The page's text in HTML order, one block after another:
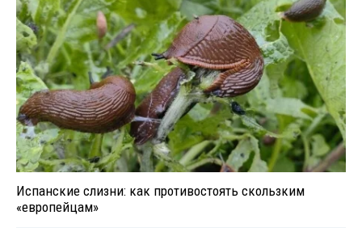
Испанские слизни: как противостоять скользким
«европейцам»